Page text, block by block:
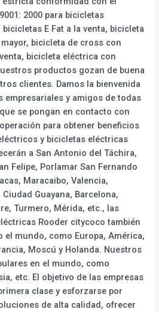
2000 para bicicletas
E Fat a la venta, bicicleta
bicicleta de cross con
bicicleta eléctrica con
productos gozan de buena
clientes. Damos la bienvenida
empresariales y amigos de todas
se pongan en contacto con
para obtener beneficios
y bicicletas eléctricas
a San Antonio del Táchira,
Felipe, Porlamar San Fernando
Maracaibo, Valencia,
Guayana, Barcelona,
Turmero, Mérida, etc., las
Rooder citycoco también
mundo, como Europa, América,
Moscú y Holanda. Nuestros
en el mundo, como
etc. El objetivo de las empresas
clase y esforzarse por
de alta calidad, ofrecer